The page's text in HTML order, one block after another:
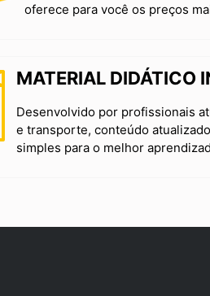
oferece para você os preços
MATERIAL DIDÁTICO
Desenvolvido por profissionais
e transporte, conteúdo
simples para o melhor